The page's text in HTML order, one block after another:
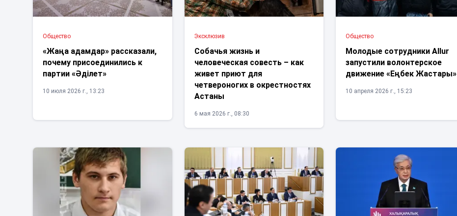
Общество
«Жаңа адамдар» рассказали,
почему присоединились к
партии «Әділет»
10 июля 2026 г., 13:23
Эксклюзив
Собачья жизнь и
человеческая совесть – как
живет приют для
четвероногих в окрестностях
Астаны
6 мая 2026 г., 08:30
Общество
Молодые сотрудники Allur
запустили волонтерское
движение «Еңбек Жастары»
10 апреля 2026 г., 15:23